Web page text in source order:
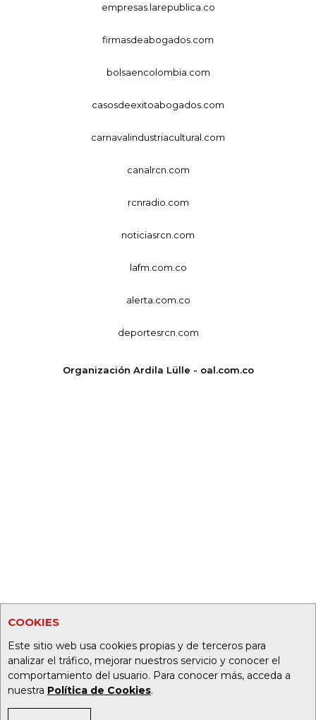
COOKIES
Este sitio web usa cookies propias y de terceros para
analizar el tráfico, mejorar nuestros servicio y conocer el
comportamiento del usuario. Para conocer más, acceda a
nuestra Política de Cookies.
empresas.larepublica.co
firmasdeabogados.com
bolsaencolombia.com
casosdeexitoabogados.com
carnavalindustriacultural.com
canalrcn.com
rcnradio.com
noticiasrcn.com
lafm.com.co
alerta.com.co
deportesrcn.com
Organización Ardila Lülle - oal.com.co